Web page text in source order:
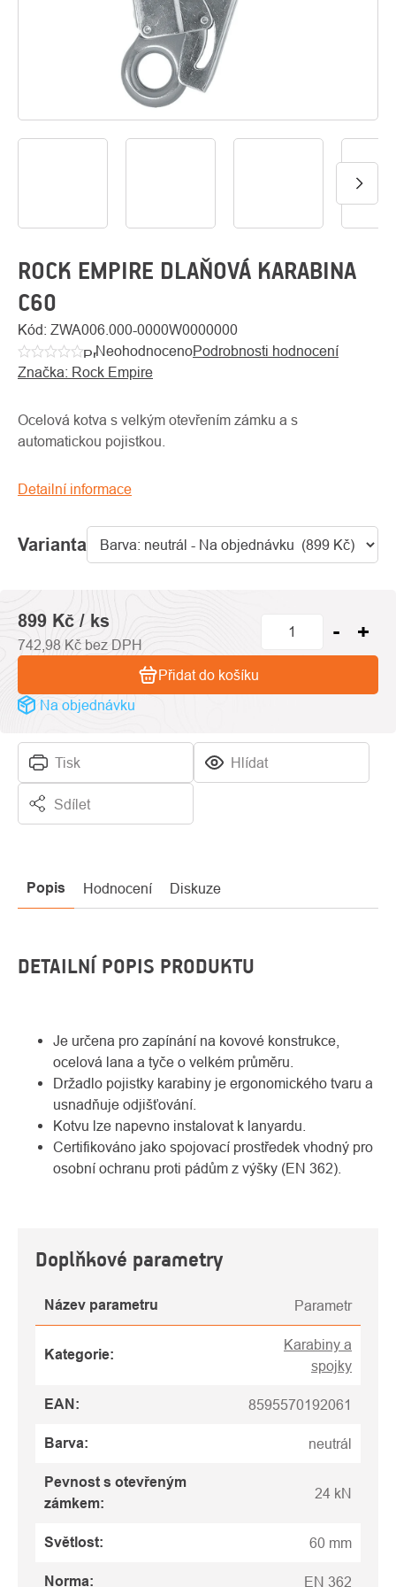
O
ROCK EMPIRE DLAŇOVÁ KARABINA
C60
Kód: ZWA006.000-0000W0000000
Průměrné
hodnocení
je
0,0
5
NeohodnocenoPodrobnosti hodnocení
Značka: Rock Empire
Varianta
Ocelová kotva s velkým otevřením zámku a s
automatickou pojistkou.
Detailní informace
Tisk Hlídat
Sdílet
899 Kč / ks
742,98 Kč bez DPH
Na objednávku
Přidat do košíku
Popis Hodnocení Diskuze
DETAILNÍ POPIS PRODUKTU
Je určena pro zapínání na kovové konstrukce,
ocelová lana a tyče o velkém průměru.
Držadlo pojistky karabiny je ergonomického tvaru a
usnadňuje odjišťování.
Kotvu lze napevno instalovat k lanyardu.
Certifikováno jako spojovací prostředek vhodný pro
osobní ochranu proti pádům z výšky (EN 362).
Doplňkové parametry
Název parametru Parametr
Kategorie:
Karabiny a
spojky
EAN : 8595570192061
Barva: neutrál
Pevnost s otevřeným
zámkem:
24 kN
Světlost: 60 mm
Norma: EN 362